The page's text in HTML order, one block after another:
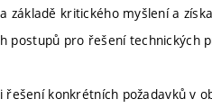
základě kritického myšlení a
postupů pro řešení technických
konkrétních požadavků v